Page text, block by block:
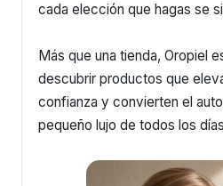
cada elección que hagas se
Más que una tienda, Oropiel
descubrir productos que
confianza y convierten el
pequeño lujo de todos los